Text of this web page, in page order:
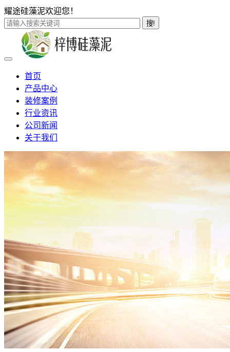
耀途硅藻泥欢迎您！
搜!
首页
产品中心
装修案例
行业资讯
公司新闻
关于我们